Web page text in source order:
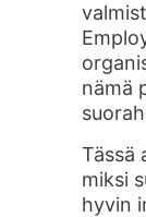
nämä
Tässä
miksi
hyvin